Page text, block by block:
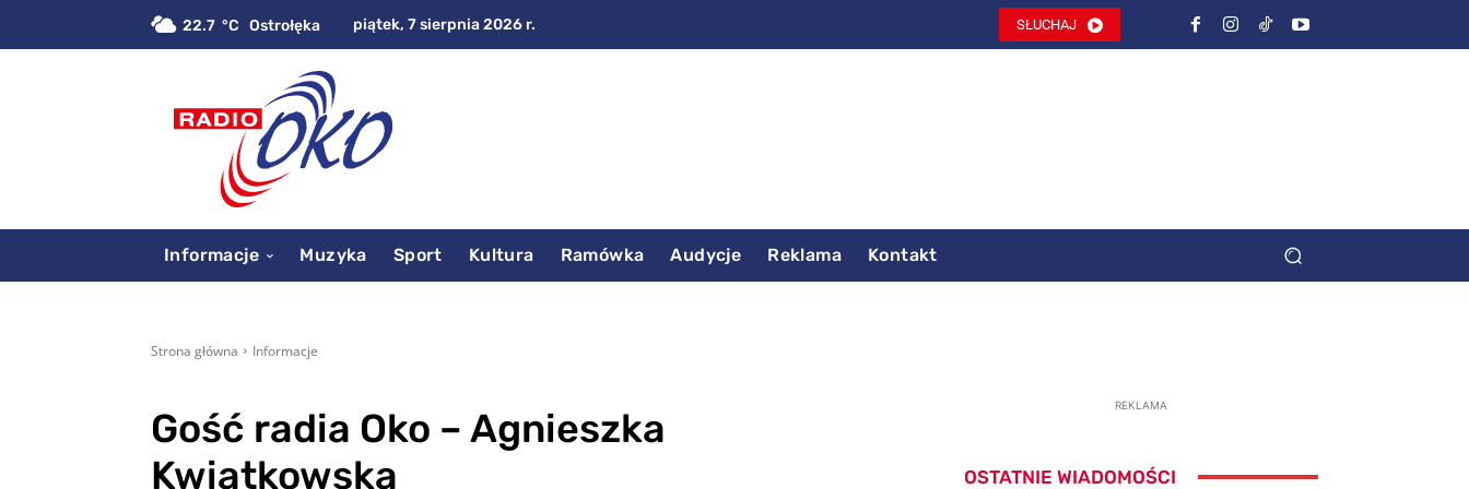
22.7 C Ostrołęka piątek, 7 sierpnia 2026 r. SŁUCHAJ
Informacje Muzyka Sport Kultura Ramówka Audycje Reklama Kontakt
Strona główna Informacje
Gość radia Oko – Agnieszka
Kwiatkowska
REKLAMA
OSTATNIE WIADOMOŚCI